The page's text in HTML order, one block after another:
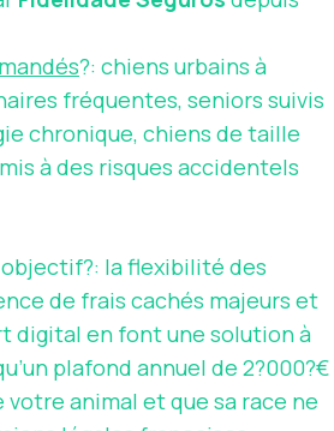
?: chiens urbains à
fréquentes, seniors suivis
chronique, chiens de taille
à des risques accidentels
la flexibilité des
de frais cachés majeurs et
digital en font une solution à
plafond annuel de 2?000?€
votre animal et que sa race ne